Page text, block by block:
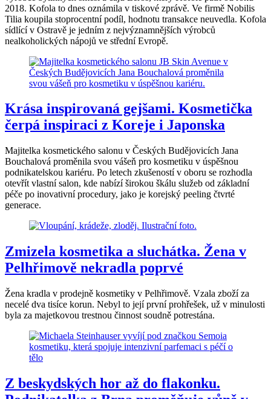
2018. Kofola to dnes oznámila v tiskové zprávě. Ve firmě Nobilis
Tilia koupila stoprocentní podíl, hodnotu transakce neuvedla. Kofola
sídlící v Ostravě je jedním z nejvýznamnějších výrobců
nealkoholických nápojů ve střední Evropě.
Krása inspirovaná gejšami. Kosmetička
čerpá inspiraci z Koreje i Japonska
Majitelka kosmetického salonu v Českých Budějovicích Jana
Bouchalová proměnila svou vášeň pro kosmetiku v úspěšnou
podnikatelskou kariéru. Po letech zkušeností v oboru se rozhodla
otevřít vlastní salon, kde nabízí širokou škálu služeb od základní
péče po inovativní procedury, jako je korejský peeling čtvrté
generace.
Zmizela kosmetika a sluchátka. Žena v
Pelhřimově nekradla poprvé
Žena kradla v prodejně kosmetiky v Pelhřimově. Vzala zboží za
necelé dva tisíce korun. Nebyl to její první prohřešek, už v minulosti
byla za majetkovou trestnou činnost soudně potrestána.
Z beskydských hor až do flakonku.